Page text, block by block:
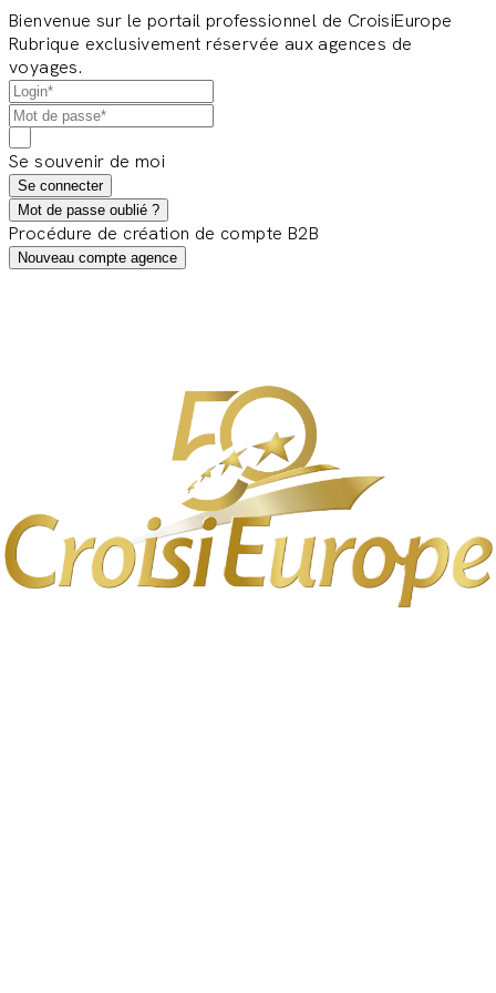
Bienvenue sur le portail professionnel de CroisiEurope
Rubrique exclusivement réservée aux agences de
voyages.
Se souvenir de moi
Se connecter
Mot de passe oublié ?
Procédure de création de compte B2B
Nouveau compte agence